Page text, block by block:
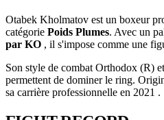
Otabek Kholmatov est un boxeur
catégorie Poids Plumes. Avec un
par KO , il s'impose comme une
Son style de combat Orthodox (R)
permettent de dominer le ring.
sa carrière professionnelle en 2021 .